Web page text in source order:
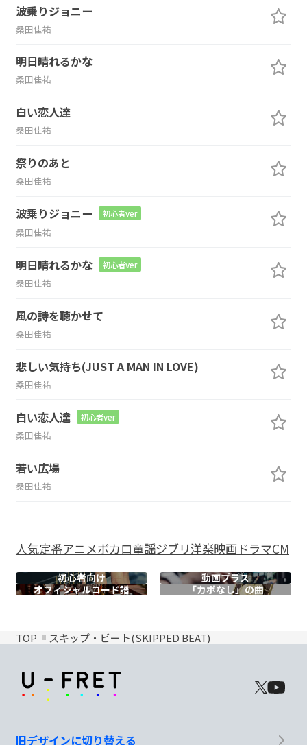
波乗りジョニー
桑田佳祐
明日晴れるかな
桑田佳祐
白い恋人達
桑田佳祐
祭りのあと
桑田佳祐
波乗りジョニー 初心者ver
桑田佳祐
明日晴れるかな 初心者ver
桑田佳祐
風の詩を聴かせて
桑田佳祐
悲しい気持ち(JUST A MAN IN LOVE)
桑田佳祐
白い恋人達 初心者ver
桑田佳祐
若い広場
桑田佳祐
人気定番アニメボカロ童謡ジブリ洋楽映画ドラマCM
初心者向け
動画プラス
オフィシャルコード譜 「カポなし」の曲
TOP スキップ・ビート(SKIPPED BEAT)
旧デザインに切り替える